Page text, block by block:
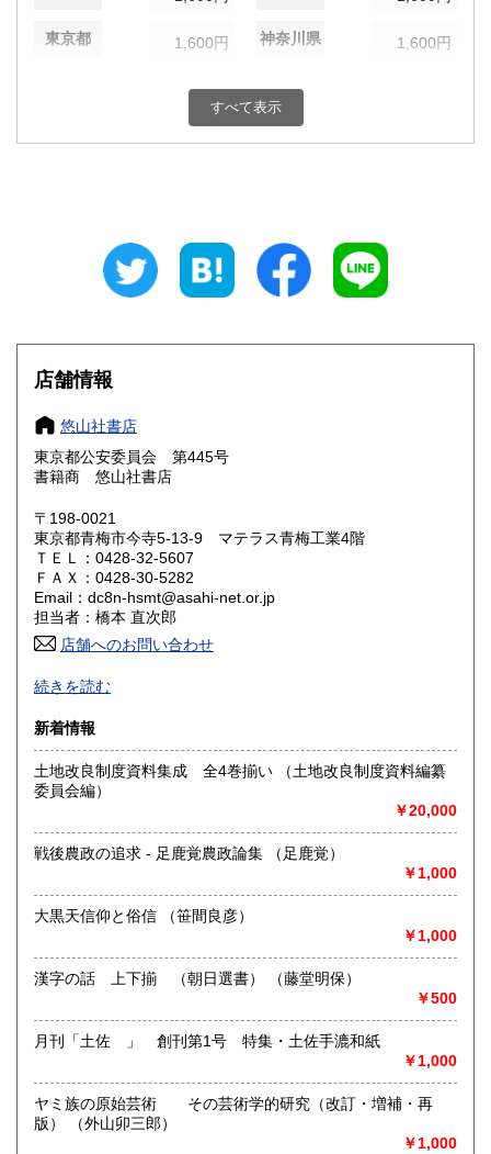
東京都 1,600円 神奈川県 1,600円
1,600円 富山県
1,600円 三重県
大阪府
奈良県
鳥取県 1,600円
岡山県
山口県 1,600円
香川県 1,600円 愛媛県
高知県 1,600円
佐賀県
熊本県 1,600円 大分県 1,600円
宮崎県
1,600円
すべて表示
店舗情報
悠山社書店
東京都公安委員会 第445号
書籍商 悠山社書店
〒198-0021
東京都青梅市今寺5-13-9 マテラス青梅工業4階
ＴＥＬ：0428-32-5607
ＦＡＸ：0428-30-5282
Email：dc8n-hsmt@asahi-net.or.jp
担当者：橋本 直次郎
店舗へのお問い合わせ
誠実・迅速
沿線名：青梅線
最寄駅：小作駅
営業時間：am.9〜pm.5
定休日：特になし
専門書、雑誌、資料買い入れしております。
取り扱い分野
店主の目にとまったものこれからとまるもの
続きを読む
新着情報
土地改良制度資料集成 全4巻揃い （土地改良制度資料編纂
委員会編）
￥20,000
戦後農政の追求 - 足鹿覚農政論集 （足鹿覚）
￥1,000
大黒天信仰と俗信 （笹間良彦）
￥1,000
漢字の話 上下揃 （朝日選書） （藤堂明保）
￥500
月刊「土佐 」 創刊第1号 特集・土佐手漉和紙
￥1,000
ヤミ族の原始芸術 その芸術学的研究（改訂・増補・再
版） （外山卯三郎）
￥1,000